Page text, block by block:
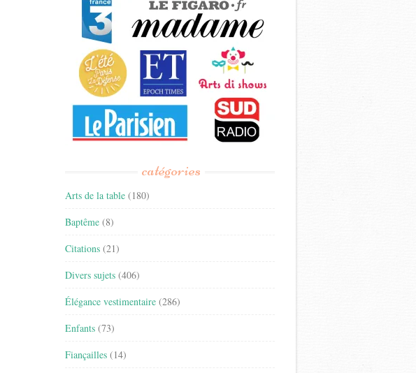
catégories
Arts de la table (180)
Baptême (8)
Citations (21)
Divers sujets (406)
Élégance vestimentaire (286)
Enfants (73)
Fiançailles (14)